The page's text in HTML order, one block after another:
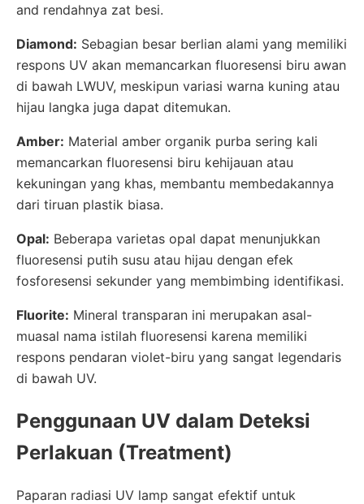
and rendahnya zat besi.
Diamond: Sebagian besar berlian alami yang memiliki
respons UV akan memancarkan fluoresensi biru awan
di bawah LWUV, meskipun variasi warna kuning atau
hijau langka juga dapat ditemukan.
Amber: Material amber organik purba sering kali
memancarkan fluoresensi biru kehijauan atau
kekuningan yang khas, membantu membedakannya
dari tiruan plastik biasa.
Opal: Beberapa varietas opal dapat menunjukkan
fluoresensi putih susu atau hijau dengan efek
fosforesensi sekunder yang membimbing identifikasi.
Fluorite: Mineral transparan ini merupakan asal-
muasal nama istilah fluoresensi karena memiliki
respons pendaran violet-biru yang sangat legendaris
di bawah UV.
Penggunaan UV dalam Deteksi
Perlakuan (Treatment)
Paparan radiasi UV lamp sangat efektif untuk